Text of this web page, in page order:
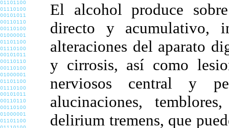
El alcohol produce
directo y acumulativo,
alteraciones del aparato
y cirrosis, así como
nerviosos central y
alucinaciones,
delirium tremens, que